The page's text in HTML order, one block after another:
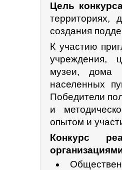
Цель
территориях,
создания
К участию
учреждения,
музеи, дома
населенных
Победители
и
опытом и
Конкурс